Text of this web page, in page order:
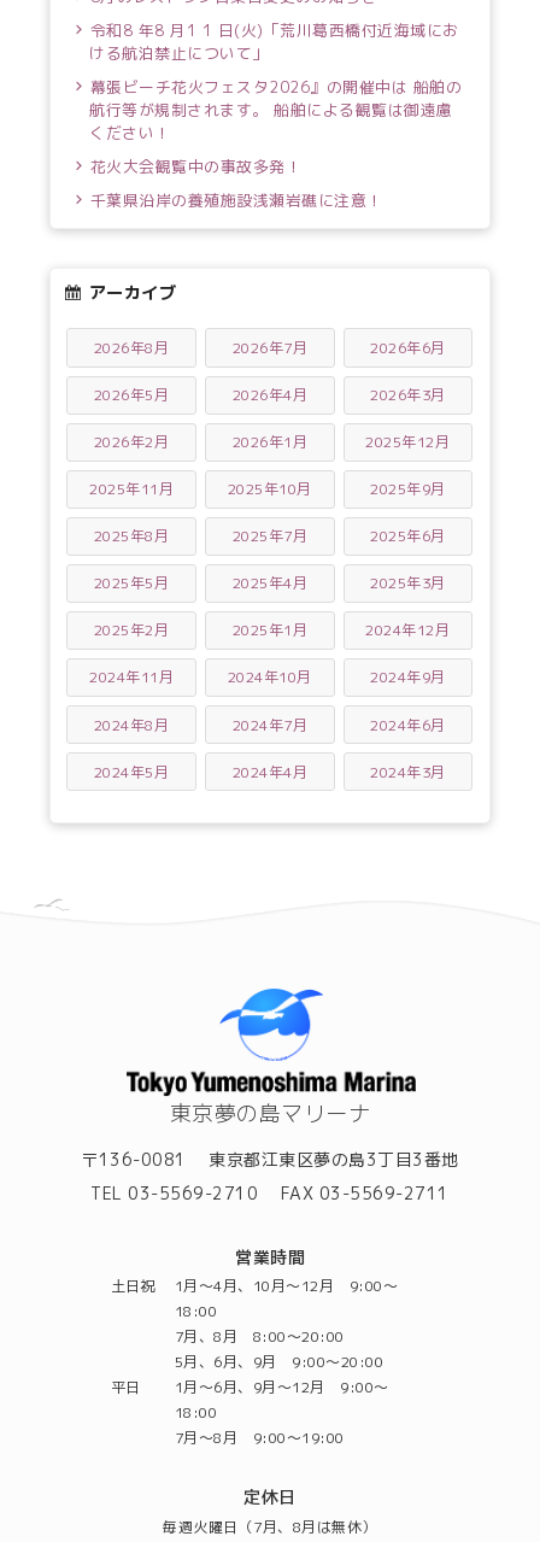
令和8 年8 月1 1 日(火)「荒川葛西橋付近海域にお
ける航泊禁止について」
幕張ビーチ花火フェスタ2026』の開催中は 船舶の
航行等が規制されます。 船舶による観覧は御遠慮
ください！
花火大会観覧中の事故多発！
千葉県沿岸の養殖施設浅瀬岩礁に注意！
アーカイブ
2026年8月 2026年7月 2026年6月
2026年5月 2026年4月 2026年3月
2026年2月 2026年1月 2025年12月
2025年11月 2025年10月 2025年9月
2025年8月 2025年7月 2025年6月
2025年5月 2025年4月 2025年3月
2025年2月 2025年1月 2024年12月
2024年11月 2024年10月 2024年9月
2024年8月 2024年7月 2024年6月
2024年5月 2024年4月 2024年3月
東京夢の島マリーナ
〒136-0081
東京都江東区夢の島3丁目3番地
TEL 03-5569-2710
FAX 03-5569-2711
営業時間
土日祝
1月～4月、10月～12月 9:00～
18:00
7月、8月 8:00～20:00
5月、6月、9月 9:00～20:00
平日
1月～6月、9月～12月 9:00～
18:00
7月～8月 9:00～19:00
定休日
毎週火曜日（7月、8月は無休）